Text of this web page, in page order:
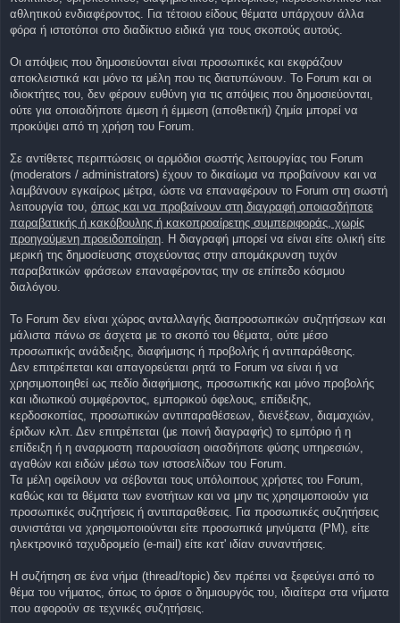
αθλητικού ενδιαφέροντος. Για τέτοιου είδους θέματα υπάρχουν άλλα
φόρα ή ιστοτόποι στο διαδίκτυο ειδικά για τους σκοπούς αυτούς.
Οι απόψεις που δημοσιεύονται είναι προσωπικές και εκφράζουν
αποκλειστικά και μόνο τα μέλη που τις διατυπώνουν. Το Forum και οι
ιδιοκτήτες του, δεν φέρουν ευθύνη για τις απόψεις που δημοσιεύονται,
ούτε για οποιαδήποτε άμεση ή έμμεση (αποθετική) ζημία μπορεί να
προκύψει από τη χρήση του Forum.
Σε αντίθετες περιπτώσεις οι αρμόδιοι σωστής λειτουργίας του Forum
(moderators / administrators) έχουν το δικαίωμα να προβαίνουν και να
λαμβάνουν εγκαίρως μέτρα, ώστε να επαναφέρουν το Forum στη σωστή
λειτουργία του, όπως και να προβαίνουν στη διαγραφή οποιασδήποτε
παραβατικής ή κακόβουλης ή κακοπροαίρετης συμπεριφοράς, χωρίς
προηγούμενη προειδοποίηση. Η διαγραφή μπορεί να είναι είτε ολική είτε
μερική της δημοσίευσης στοχεύοντας στην απομάκρυνση τυχόν
παραβατικών φράσεων επαναφέροντας την σε επίπεδο κόσμιου
διαλόγου.
To Forum δεν είναι χώρος ανταλλαγής διαπροσωπικών συζητήσεων και
μάλιστα πάνω σε άσχετα με το σκοπό του θέματα, ούτε μέσο
προσωπικής ανάδειξης, διαφήμισης ή προβολής ή αντιπαράθεσης.
Δεν επιτρέπεται και απαγορεύεται ρητά τo Forum να είναι ή να
χρησιμοποιηθεί ως πεδίο διαφήμισης, προσωπικής και μόνο προβολής
και ιδιωτικού συμφέροντος, εμπορικού όφελους, επίδειξης,
κερδοσκοπίας, προσωπικών αντιπαραθέσεων, διενέξεων, διαμαχιών,
έριδων κλπ. Δεν επιτρέπεται (με ποινή διαγραφής) το εμπόριο ή η
επίδειξη ή η αναρμοστη παρουσίαση οιασδήποτε φύσης υπηρεσιών,
αγαθών και ειδών μέσω των ιστοσελίδων του Forum.
Τα μέλη οφείλουν να σέβονται τους υπόλοιπους χρήστες του Forum,
καθώς και τα θέματα των ενοτήτων και να μην τις χρησιμοποιούν για
προσωπικές συζητήσεις ή αντιπαραθέσεις. Για προσωπικές συζητήσεις
συνιστάται να χρησιμοποιούνται είτε προσωπικά μηνύματα (PM), είτε
ηλεκτρονικό ταχυδρομείο (e-mail) είτε κατ' ιδίαν συναντήσεις.
Η συζήτηση σε ένα νήμα (thread/topic) δεν πρέπει να ξεφεύγει από το
θέμα του νήματος, όπως το όρισε ο δημιουργός του, ιδιαίτερα στα νήματα
που αφορούν σε τεχνικές συζητήσεις.